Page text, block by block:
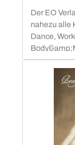
Der EO
nahezu alle
Dance,
bekannten
haben sich
ganz